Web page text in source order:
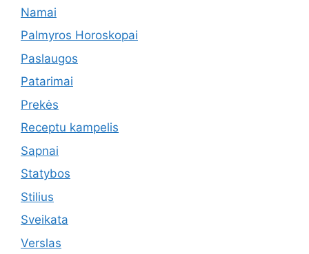
Namai
Palmyros Horoskopai
Paslaugos
Patarimai
Prekės
Receptu kampelis
Sapnai
Statybos
Stilius
Sveikata
Verslas